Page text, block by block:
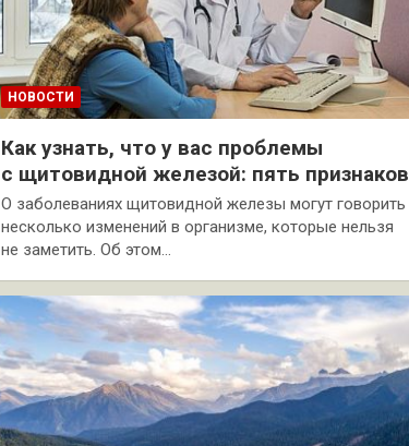
НОВОСТИ
Как узнать, что у вас проблемы
с щитовидной железой: пять признаков
О заболеваниях щитовидной железы могут говорить
несколько изменений в организме, которые нельзя
не заметить. Об этом…